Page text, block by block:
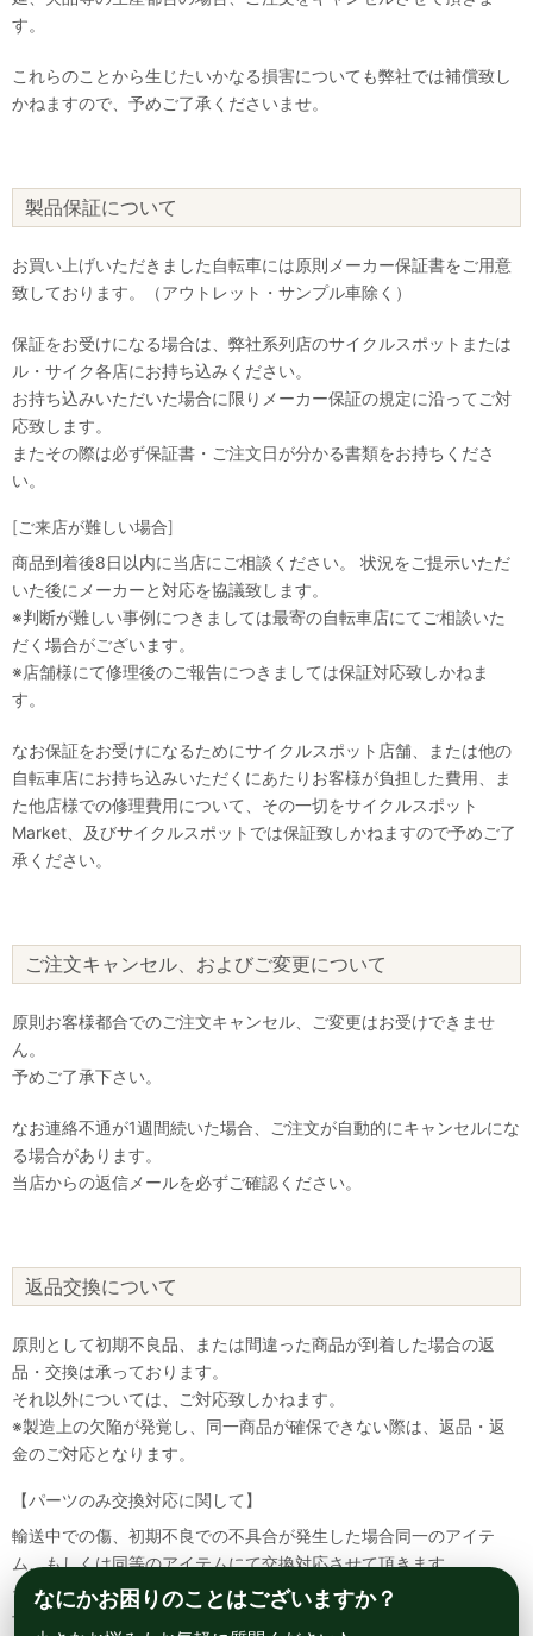
す。
これらのことから生じたいかなる損害についても弊社では補償致し
かねますので、予めご了承くださいませ。
製品保証について
お買い上げいただきました自転車には原則メーカー保証書をご用意
致しております。（アウトレット・サンプル車除く）
保証をお受けになる場合は、弊社系列店のサイクルスポットまたは
ル・サイク各店にお持ち込みください。
お持ち込みいただいた場合に限りメーカー保証の規定に沿ってご対
応致します。
またその際は必ず保証書・ご注文日が分かる書類をお持ちくださ
い。
[ご来店が難しい場合]
商品到着後8日以内に当店にご相談ください。 状況をご提示いただ
いた後にメーカーと対応を協議致します。
※判断が難しい事例につきましては最寄の自転車店にてご相談いた
だく場合がございます。
※店舗様にて修理後のご報告につきましては保証対応致しかねま
す。
なお保証をお受けになるためにサイクルスポット店舗、または他の
自転車店にお持ち込みいただくにあたりお客様が負担した費用、ま
た他店様での修理費用について、その一切をサイクルスポット
Market、及びサイクルスポットでは保証致しかねますので予めご了
承ください。
ご注文キャンセル、およびご変更について
原則お客様都合でのご注文キャンセル、ご変更はお受けできませ
ん。
予めご了承下さい。
なお連絡不通が1週間続いた場合、ご注文が自動的にキャンセルにな
る場合があります。
当店からの返信メールを必ずご確認ください。
返品交換について
原則として初期不良品、または間違った商品が到着した場合の返
品・交換は承っております。
それ以外については、ご対応致しかねます。
※製造上の欠陥が発覚し、同一商品が確保できない際は、返品・返
金のご対応となります。
【パーツのみ交換対応に関して】
輸送中での傷、初期不良での不具合が発生した場合同一のアイテ
ム、もしくは同等のアイテムにて交換対応させて頂きます。
その場合該当部品を着払いにて返送して頂く必要が御座いますので
予めご了承ください。
なにかお困りのことはございますか？